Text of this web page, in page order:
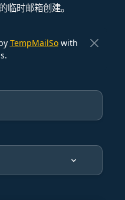
临时邮箱创建。
TempMailSowith